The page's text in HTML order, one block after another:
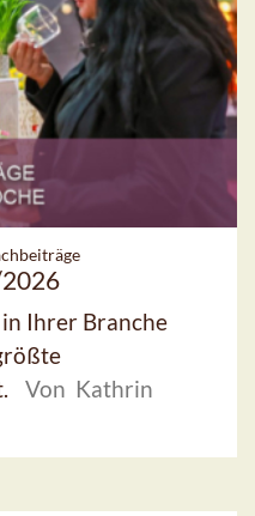
Ihrer Branche
Von Kathrin